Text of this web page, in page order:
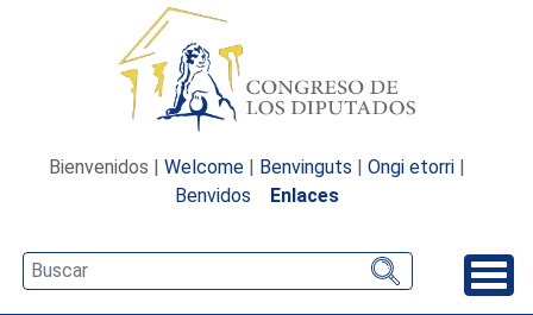
Bienvenidos | Welcome | Benvinguts | Ongi etorri |
Benvidos
Enlaces